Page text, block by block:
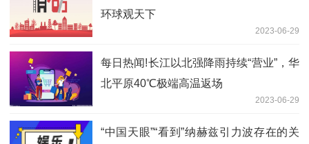
环球观天下
2023-06-29
每日热闻!长江以北强降雨持续“营业”，华
北平原40℃极端高温返场
2023-06-29
“中国天眼”“看到”纳赫兹引力波存在的关